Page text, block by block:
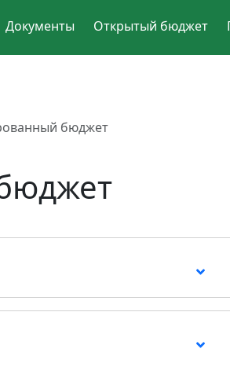
Документы Открытый бюджет
бюджет